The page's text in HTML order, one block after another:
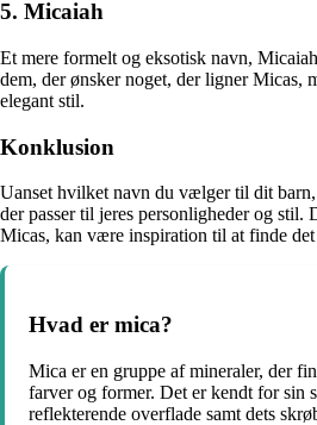
5. Micaiah
Et mere formelt og eksotisk navn,
dem, der ønsker noget, der ligner Micas,
elegant stil.
Konklusion
Uanset hvilket navn du vælger til dit
der passer til jeres personligheder og stil.
Micas, kan være inspiration til at finde
Hvad er mica?
Mica er en gruppe af mineraler, der
farver og former. Det er kendt for sin
reflekterende overflade samt dets